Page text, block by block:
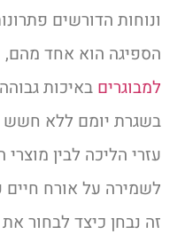
ונוחות הדורשים
הספיגה הוא אחד מהם,
למבוגרים באיכות
בשגרת יומם ללא חשש
עזרי הליכה לבין
לשמירה על אורח חיים
זה נבחן כיצד לבחור